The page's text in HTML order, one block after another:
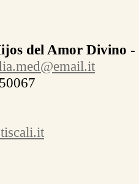
del Amor Divino -